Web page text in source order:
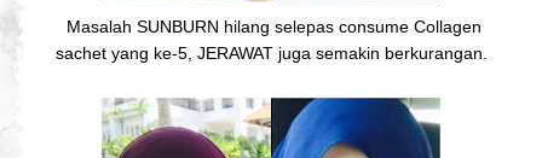
Masalah SUNBURN hilang selepas consume Collagen
sachet yang ke-5, JERAWAT juga semakin berkurangan.